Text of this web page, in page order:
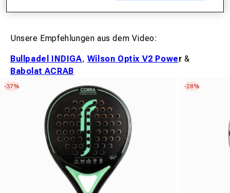
Unsere Empfehlungen aus dem Video:
Bullpadel INDIGA, Wilson Optix V2 Power &
Babolat ACRAB
-37% -28%